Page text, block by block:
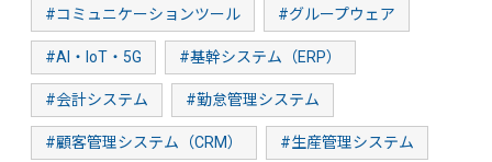
#コミュニケーションツール #グループウェア
#AI・IoT・5G #基幹システム（ERP）
#会計システム #勤怠管理システム
#顧客管理システム（CRM） #生産管理システム